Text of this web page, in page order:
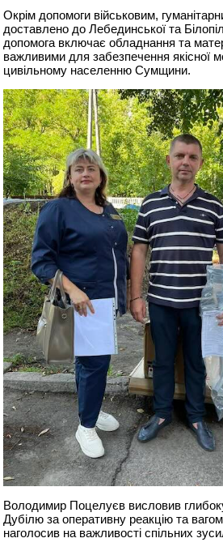
Окрім допомоги військовим,
доставлено до Лебединської та
допомога включає обладнання та
важливими для забезпечення якісної
цивільному населенню Сумщини.
Володимир Поцелуєв висловив
Дубілю за оперативну реакцію та
наголосив на важливості спільних